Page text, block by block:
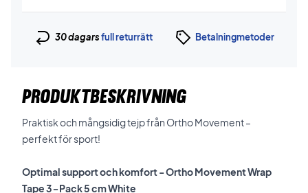
30 dagarsfull returrätt Betalningmetoder
PRODUKTBESKRIVNING
Praktisk och mångsidig tejp från Ortho Movement –
perfekt för sport!
Optimal support och komfort - Ortho Movement Wrap
Tape 3-Pack 5 cm White